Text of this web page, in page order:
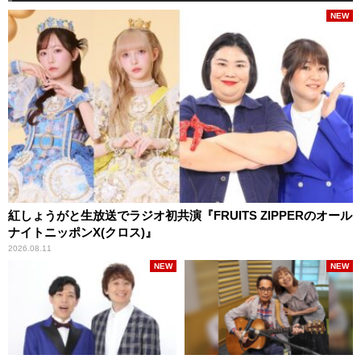
紅しょうがと生放送でラジオ初共演『FRUITS ZIPPERのオール
ナイトニッポンX(クロス)』
2026.08.11
NEW
NEW NEW